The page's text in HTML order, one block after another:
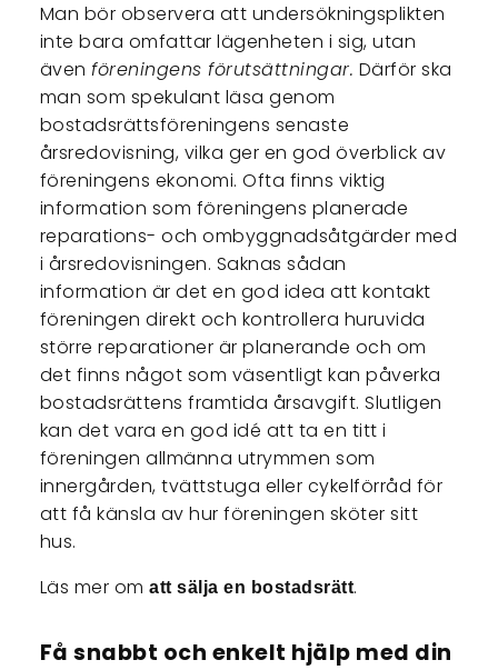
Man bör observera att undersökningsplikten
inte bara omfattar lägenheten i sig, utan
ävenföreningens förutsättningar. Därför ska
man som spekulant läsa genom
bostadsrättsföreningens senaste
årsredovisning, vilka ger en god överblick av
föreningens ekonomi. Ofta finns viktig
information som föreningens planerade
reparations- och ombyggnadsåtgärder med
i årsredovisningen. Saknas sådan
information är det en god idea att kontakt
föreningen direkt och kontrollera huruvida
större reparationer är planerande och om
det finns något som väsentligt kan påverka
bostadsrättens framtida årsavgift. Slutligen
kan det vara en god idé att ta en titt i
föreningen allmänna utrymmen som
innergården, tvättstuga eller cykelförråd för
att få känsla av hur föreningen sköter sitt
hus.
Läs mer omatt sälja en bostadsrätt.
Få snabbt och enkelt hjälp med din